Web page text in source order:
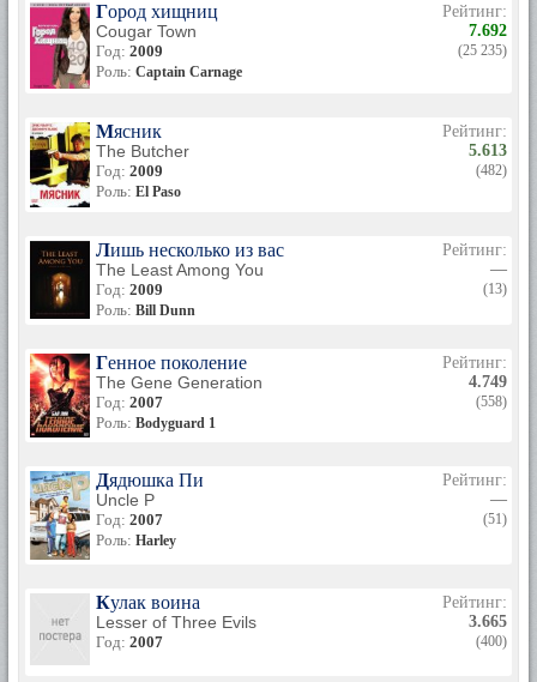
Город хищниц
Cougar Town
Год: 2009
Роль: Captain Carnage
Рейтинг:
7.692
(25 235)
Мясник
The Butcher
Год: 2009
Роль: El Paso
Рейтинг:
5.613
(482)
Лишь несколько из вас
The Least Among You
Год: 2009
Роль: Bill Dunn
Рейтинг:
—
(13)
Генное поколение
The Gene Generation
Год: 2007
Роль: Bodyguard 1
Рейтинг:
4.749
(558)
Дядюшка Пи
Uncle P
Год: 2007
Роль: Harley
Рейтинг:
—
(51)
Кулак воина
Lesser of Three Evils
Год: 2007
Рейтинг:
3.665
(400)